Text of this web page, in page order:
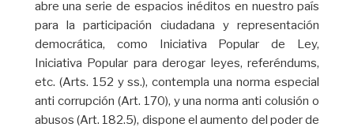
abre una serie de espacios inéditos en nuestro país
para la participación ciudadana y representación
democrática, como Iniciativa Popular de Ley,
Iniciativa Popular para derogar leyes, referéndums,
etc. (Arts. 152 y ss.), contempla una norma especial
anti corrupción (Art. 170), y una norma anti colusión o
abusos (Art. 182.5), dispone el aumento del poder de